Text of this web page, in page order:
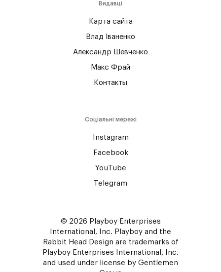
Видавці
Карта сайта
Влад Іваненко
Александр Шевченко
Макс Фрай
Контакты
Соціальні мережі
Instagram
Facebook
YouTube
Telegram
© 2026 Playboy Enterprises
International, Inc. Playboy and the
Rabbit Head Design are trademarks of
Playboy Enterprises International, Inc.
and used under license by Gentlemen